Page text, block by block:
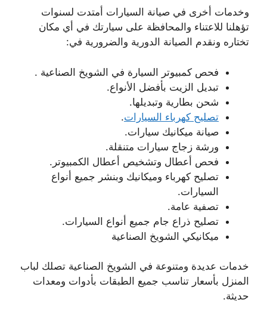
وخدمات أخرى في صيانة السيارات أمتدت لسنوات
تؤهلنا للاعتناء والمحافظة على سيارتك في أي مكان
تختاره ونقدم الصيانة الدورية والضرورية في:
فحص كمبيوتر السيارة في الشويخ الصناعية .
تبديل الزيت بأفضل الأنواع.
شحن بطارية وتبديلها.
تصليح كهرباء السيارات.
صيانة ميكانيك سيارات.
ورشة زجاج سيارات متنقلة.
فحص أعطال وتشخيص أعطال الكمبيوتر.
تصليح كهرباء وميكانيك وبنشر جميع أنواع
السيارات.
تصفية عامة.
تصليح ذراع جام جميع أنواع السيارات.
ميكانيكي الشويخ الصناعية
خدمات عديدة ومتنوعة في الشويخ الصناعية تصلك لباب
المنزل بأسعار تناسب جميع الطبقات بأدوات ومعدات
حديثة.